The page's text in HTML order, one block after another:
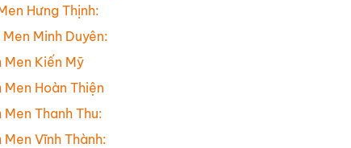
Hưng Thịnh:
Minh Duyên:
Men Kiến Mỹ
Hoàn Thiện
Thanh Thu:
Vĩnh Thành: